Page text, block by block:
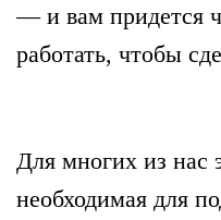
— и вам придется
работать, чтобы
Для многих из нас
необходимая для